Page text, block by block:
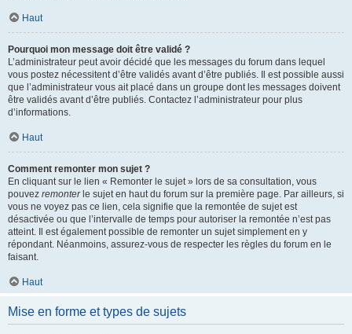
Haut
Pourquoi mon message doit être validé ?
L’administrateur peut avoir décidé que les messages du forum dans lequel
vous postez nécessitent d’être validés avant d’être publiés. Il est possible aussi
que l’administrateur vous ait placé dans un groupe dont les messages doivent
être validés avant d’être publiés. Contactez l’administrateur pour plus
d’informations.
Haut
Comment remonter mon sujet ?
En cliquant sur le lien « Remonter le sujet » lors de sa consultation, vous
pouvez remonterle sujet en haut du forum sur la première page. Par ailleurs, si
vous ne voyez pas ce lien, cela signifie que la remontée de sujet est
désactivée ou que l’intervalle de temps pour autoriser la remontée n’est pas
atteint. Il est également possible de remonter un sujet simplement en y
répondant. Néanmoins, assurez-vous de respecter les règles du forum en le
faisant.
Haut
Mise en forme et types de sujets